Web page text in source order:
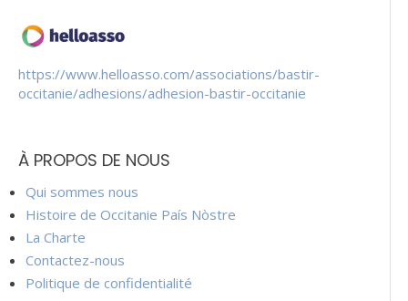
https://www.helloasso.com/associations/bastir-
occitanie/adhesions/adhesion-bastir-occitanie
À PROPOS DE NOUS
Qui sommes nous
Histoire de Occitanie País Nòstre
La Charte
Contactez-nous
Politique de confidentialité